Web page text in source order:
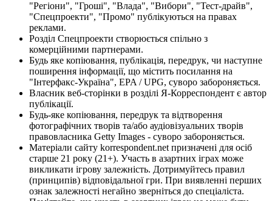
"Регіони", "Гроші", "Влада", "Вибори", "Тест-драйв",
"Спецпроекти", "Промо" публікуються на правах
реклами.
Розділ Спецпроекти створюється спільно з
комерційними партнерами.
Будь яке копіювання, публікація, передрук, чи наступне
поширення інформації, що містить посилання на
"Інтерфакс-Україна", EPA / UPG, суворо забороняється.
Власник веб-сторінки в розділі Я-Корреспондент є автор
публікації.
Будь-яке копіювання, передрук та відтворення
фотографічних творів та/або аудіовізуальних творів
правовласника Getty Images - суворо забороняється.
Матеріали сайту korrespondent.net призначені для осіб
старше 21 року (21+). Участь в азартних іграх може
викликати ігрову залежність. Дотримуйтесь правил
(принципів) відповідальної гри. При виявленні перших
ознак залежності негайно зверніться до спеціаліста.